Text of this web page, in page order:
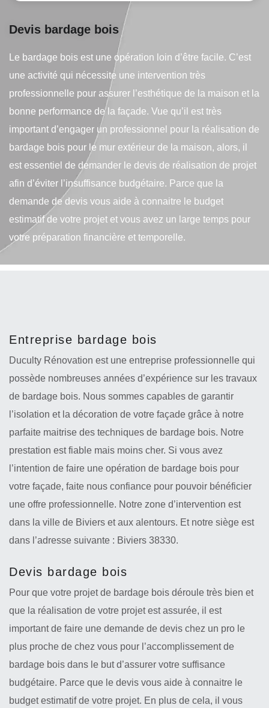
Devis bardage bois
Le bardage bois est une opération loin d’être facile. C’est
une activité qui nécessite une intervention très
professionnelle pour assurer l’esthétique de la maison et la
bonne performance de la façade. Vue qu’il est très
important d’engager un professionnel pour la réalisation de
bardage bois pour le mur extérieur de la maison, alors, il
est essentiel de demander le devis de réalisation de projet
afin d’éviter l’insuffisance budgétaire. Parce que la
demande de devis vous aide à connaitre le budget
estimatif de votre projet et vous avez un large temps pour
votre préparation financière et temporelle.
Entreprise bardage bois
Duculty Rénovation est une entreprise professionnelle qui
possède nombreuses années d’expérience sur les travaux
de bardage bois. Nous sommes capables de garantir
l’isolation et la décoration de votre façade grâce à notre
parfaite maitrise des techniques de bardage bois. Notre
prestation est fiable mais moins cher. Si vous avez
l’intention de faire une opération de bardage bois pour
votre façade, faite nous confiance pour pouvoir bénéficier
une offre professionnelle. Notre zone d’intervention est
dans la ville de Biviers et aux alentours. Et notre siège est
dans l’adresse suivante : Biviers 38330.
Devis bardage bois
Pour que votre projet de bardage bois déroule très bien et
que la réalisation de votre projet est assurée, il est
important de faire une demande de devis chez un pro le
plus proche de chez vous pour l’accomplissement de
bardage bois dans le but d’assurer votre suffisance
budgétaire. Parce que le devis vous aide à connaitre le
budget estimatif de votre projet. En plus de cela, il vous